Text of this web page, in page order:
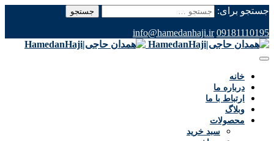
جستجو برای:
09181110195
info@hamedanhaji.ir
خانه
درباره ما
ارتباط با ما
وبلاگ
محصولات
سبد خرید